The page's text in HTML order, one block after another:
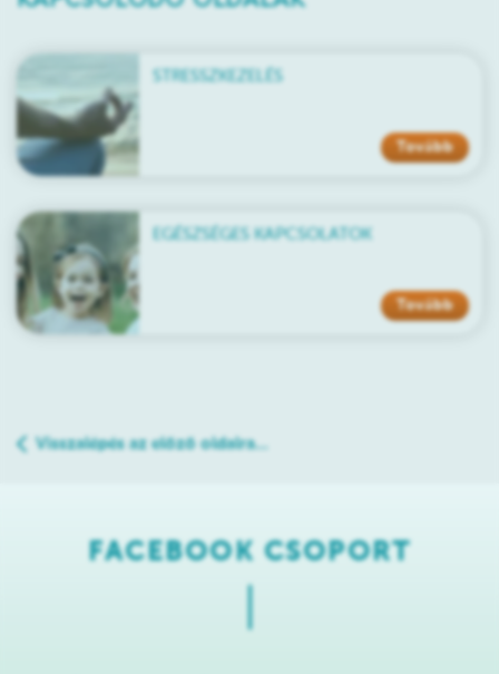
STRESSZKEZELÉS
Tovább
EGÉSZSÉGES KAPCSOLATOK
Tovább
Visszalépés az előző oldalra...
FACEBOOK CSOPORT